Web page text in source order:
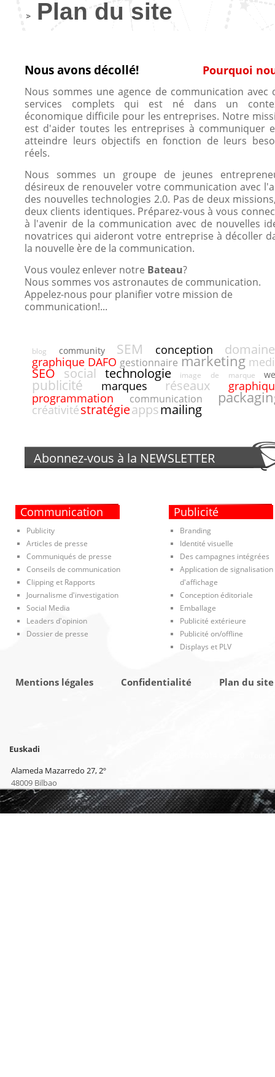
Plan du site
Nous avons décollé! Pourquoi
Nous sommes une agence de communication avec
services complets qui est né dans un
économique difficile pour les entreprises. Notre
est d'aider toutes les entreprises à communiquer
atteindre leurs objectifs en fonction de leurs
réels.
Nous sommes un groupe de jeunes
désireux de renouveler votre communication avec
des nouvelles technologies 2.0. Pas de deux
deux clients identiques. Préparez-vous à vous
à l'avenir de la communication avec de nouvelles
novatrices qui aideront votre entreprise à décoller
la nouvelle ère de la communication.
Vous voulez enlever notre Bateau?
Nous sommes vos astronautes de communication.
Appelez-nous pour planifier votre mission de
communication!...
blog community SEM conception
graphique DAFO gestionnaire marketing
SEO social technologie image de marque
publicité marques réseaux
programmation communication
créativitéstratégieappsmailing
Abonnez-vous à la NEWSLETTER
Communication
Publicity
Articles de presse
Communiqués de presse
Conseils de communication
Clipping et Rapports
Journalisme d'investigation
Social Media
Leaders d'opinion
Dossier de presse
Publicité
Branding
Identité visuelle
Des campagnes intégrées
Application de signalisation
d'affichage
Conception éditoriale
Emballage
Publicité extérieure
Publicité on/offline
Displays et PLV
Mentions légales Confidentialité Plan du site
Euskadi
Alameda Mazarredo 27, 2º
48009 Bilbao
946 40 02 02
info@seagencialanave.com